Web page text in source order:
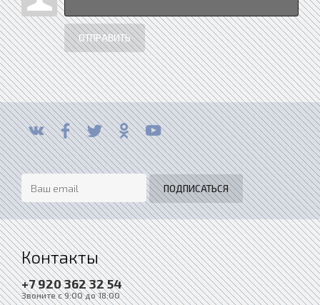
ОТПРАВИТЬ
Контакты
+7 920 362 32 54
Звоните с 9:00 до 18:00